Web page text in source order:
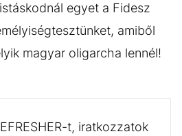
egyet a Fidesz
amiből
magyar oligarcha lennél!
t, iratkozzatok